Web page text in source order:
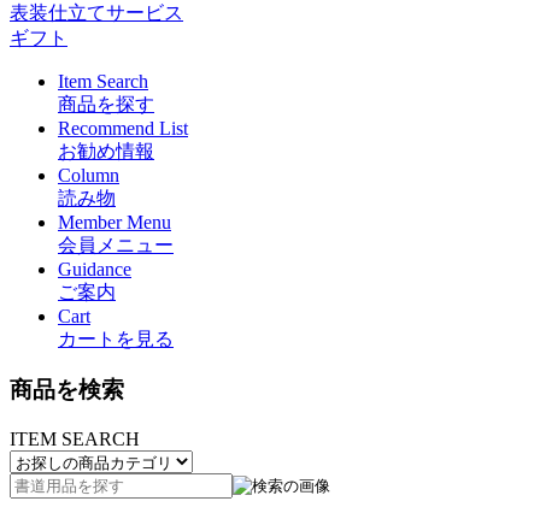
表装仕立てサービス
ギフト
Item Search
商品を探す
Recommend List
お勧め情報
Column
読み物
Member Menu
会員メニュー
Guidance
ご案内
Cart
カートを見る
商品を検索
ITEM SEARCH